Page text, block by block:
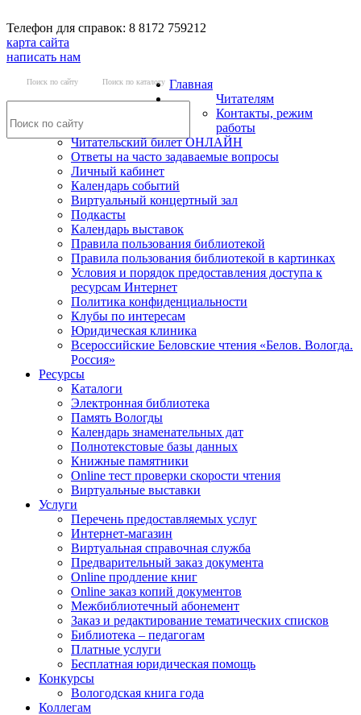
Телефон для справок: 8 8172 759212
карта сайта
написать нам
Поиск по сайту Поиск по каталогу Главная
Читателям
Контакты, режим
работы
Читательский билет ОНЛАЙН
Ответы на часто задаваемые вопросы
Личный кабинет
Календарь событий
Виртуальный концертный зал
Подкасты
Календарь выставок
Правила пользования библиотекой
Правила пользования библиотекой в картинках
Условия и порядок предоставления доступа к
ресурсам Интернет
Политика конфиденциальности
Клубы по интересам
Юридическая клиника
Всероссийские Беловские чтения «Белов. Вологда.
Россия»
Ресурсы
Каталоги
Электронная библиотека
Память Вологды
Календарь знаменательных дат
Полнотекстовые базы данных
Книжные памятники
Online тест проверки скорости чтения
Виртуальные выставки
Услуги
Перечень предоставляемых услуг
Интернет-магазин
Виртуальная справочная служба
Предварительный заказ документа
Online продление книг
Online заказ копий документов
Межбиблиотечный абонемент
Заказ и редактирование тематических списков
Библиотека – педагогам
Платные услуги
Бесплатная юридическая помощь
Конкурсы
Вологодская книга года
Коллегам